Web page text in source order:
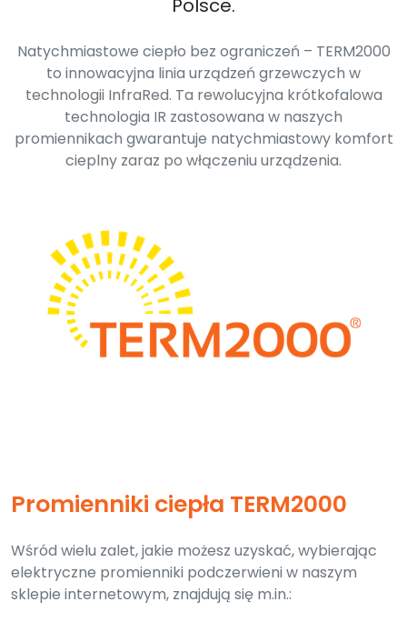
Polsce.
Natychmiastowe ciepło bez ograniczeń – TERM2000
to innowacyjna linia urządzeń grzewczych w
technologii InfraRed. Ta rewolucyjna krótkofalowa
technologia IR zastosowana w naszych
promiennikach gwarantuje natychmiastowy komfort
cieplny zaraz po włączeniu urządzenia.
Promienniki ciepła TERM2000
Wśród wielu zalet, jakie możesz uzyskać, wybierając
elektryczne promienniki podczerwieni w naszym
sklepie internetowym, znajdują się m.in.: